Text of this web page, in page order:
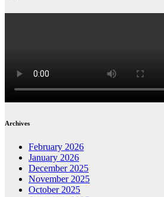
Archives
February 2026
January 2026
December 2025
November 2025
October 2025